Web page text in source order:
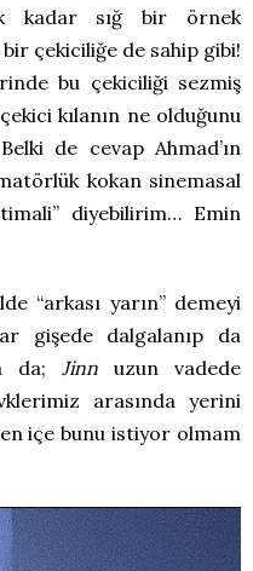
kadar sığ bir örnek
bir çekiciliğe de sahip gibi!
bu çekiciliği sezmiş
kılanın ne olduğunu
de cevap Ahmad’ın
kokan sinemasal
diyebilirim… Emin
“arkası yarın” demeyi
gişede dalgalanıp da
da; Jinn uzun vadede
arasında yerini
içe bunu istiyor olmam